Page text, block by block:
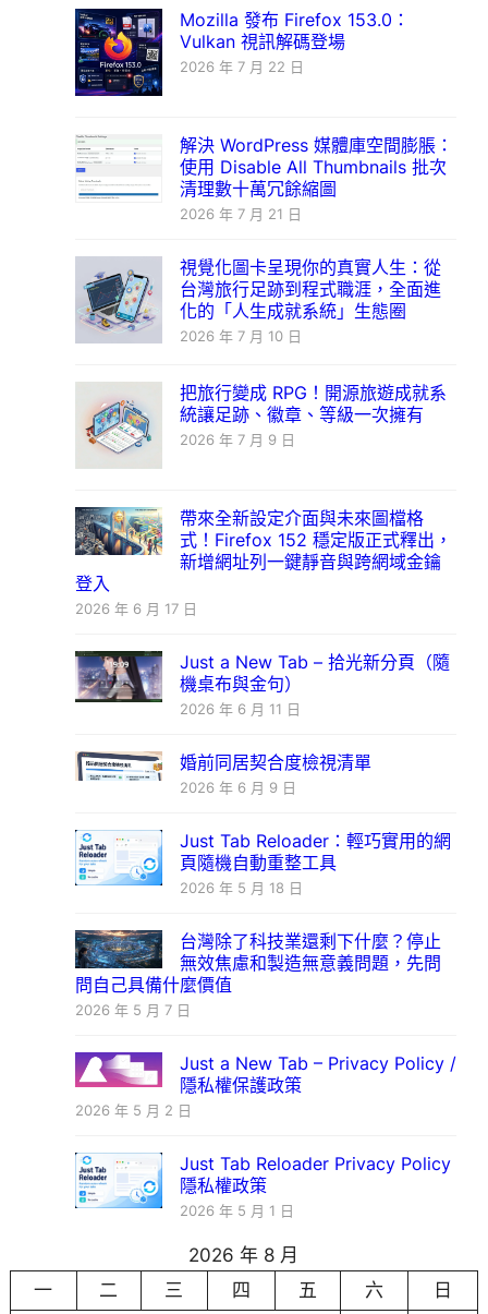
Mozilla 發布 Firefox 153.0：
Vulkan 視訊解碼登場
2026 年 7 月 22 日
解決 WordPress 媒體庫空間膨脹：
使用 Disable All Thumbnails 批次
清理數十萬冗餘縮圖
2026 年 7 月 21 日
視覺化圖卡呈現你的真實人生：從
台灣旅行足跡到程式職涯，全面進
化的「人生成就系統」生態圈
2026 年 7 月 10 日
把旅行變成 RPG！開源旅遊成就系
統讓足跡、徽章、等級一次擁有
2026 年 7 月 9 日
帶來全新設定介面與未來圖檔格
式！Firefox 152 穩定版正式釋出，
新增網址列一鍵靜音與跨網域金鑰
登入
2026 年 6 月 17 日
Just a New Tab – 拾光新分頁（隨
機桌布與金句）
2026 年 6 月 11 日
婚前同居契合度檢視清單
2026 年 6 月 9 日
Just Tab Reloader：輕巧實用的網
頁隨機自動重整工具
2026 年 5 月 18 日
台灣除了科技業還剩下什麼？停止
無效焦慮和製造無意義問題，先問
問自己具備什麼價值
2026 年 5 月 7 日
Just a New Tab – Privacy Policy /
隱私權保護政策
2026 年 5 月 2 日
Just Tab Reloader Privacy Policy
隱私權政策
2026 年 5 月 1 日
2026 年 8 月
一
二 三 四 五 六
日